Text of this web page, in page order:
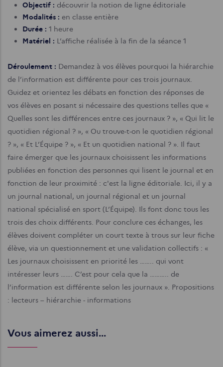
Objectif : découvrir la notion de ligne éditoriale
Modalités : en classe entière
Durée : 1 heure
Matériel : L’affiche réalisée à la fin de la séance 1
Déroulement : Demandez à vos élèves pourquoi la hiérarchie
de l’information est différente pour ces trois journaux.
Guidez et orientez les débats en fonction des réponses de
vos élèves en posant si nécessaire des questions telles que «
Quelles sont les différences entre ces journaux ? », « Qui lit le
quotidien régional ? », « Ou trouve-t-on le quotidien régional
? », « Et L’Équipe ? », « Et un quotidien national ? ». Il faut
faire émerger que les journaux choisissent les informations
publiées en fonction des personnes qui lisent le journal et en
fonction de leur proximité : c'est la ligne éditoriale. Ici, il y a
un journal national, un journal régional et un journal
national spécialisé en sport (L’Équipe). Ils font donc tous les
trois des choix différents. Pour conclure ces échanges, les
élèves doivent compléter un court texte à trous sur leur fiche
élève, via un questionnement et une validation collectifs : «
Les journaux choisissent en priorité les …….. qui vont
intéresser leurs ……. C’est pour cela que la ……….. de
l’information est différente selon les journaux ». Propositions
: lecteurs – hiérarchie - informations
Vous aimerez aussi...